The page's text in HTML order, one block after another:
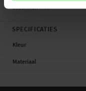
Geschikt...Meer
SPECIFICATIES
Kleur
Materiaal